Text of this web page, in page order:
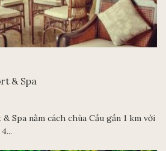
& Spa
Spa nằm cách chùa Cầu gần 1 km với